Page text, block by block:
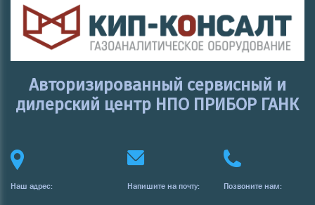
Авторизированный сервисный и
дилерский центр НПО ПРИБОР ГАНК
Наш адрес: Напишите на почту: Позвоните нам: